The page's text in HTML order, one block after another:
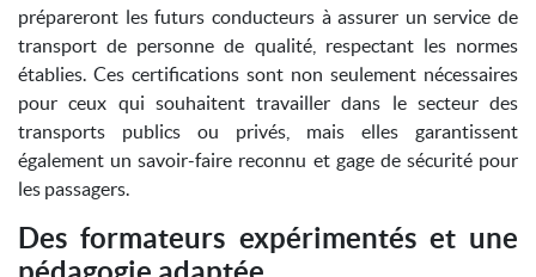
prépareront les futurs conducteurs à assurer un service de
transport de personne de qualité, respectant les normes
établies. Ces certifications sont non seulement nécessaires
pour ceux qui souhaitent travailler dans le secteur des
transports publics ou privés, mais elles garantissent
également un savoir-faire reconnu et gage de sécurité pour
les passagers.
Des formateurs expérimentés et une